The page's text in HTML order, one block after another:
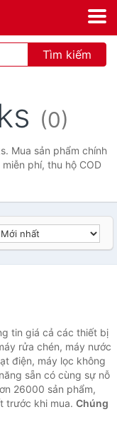
Tìm kiếm
(0)
Mua sản phẩm chính
phí, thu hộ COD
tin giá cả các thiết bị
rửa chén, máy nước
điện, máy lọc không
sẵn có cùng sự nỗ
26000 sản phẩm,
trước khi mua. Chúng